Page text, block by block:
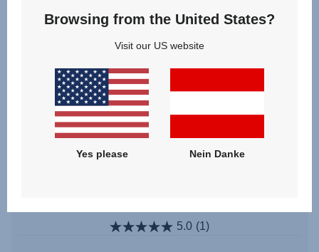
5.0 (1)
Browsing from the United States?
Visit our US website
Yes please Nein Danke